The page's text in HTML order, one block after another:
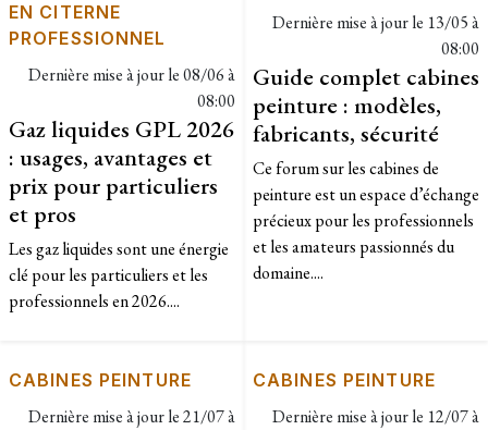
EN CITERNE
PROFESSIONNEL
Dernière mise à jour le08/06 à
08:00
Gaz liquides GPL 2026
: usages, avantages et
prix pour particuliers
et pros
Les gaz liquides sont une énergie
clé pour les particuliers et les
professionnels en 2026....
Dernière mise à jour le 13/05 à
08:00
Guide complet cabines
peinture : modèles,
fabricants, sécurité
Ce forum sur les cabines de
peinture est un espace d’échange
précieux pour les professionnels
et les amateurs passionnés du
domaine....
CABINES PEINTURE
Dernière mise à jour le21/07 à
CABINES PEINTURE
Dernière mise à jour le 12/07 à